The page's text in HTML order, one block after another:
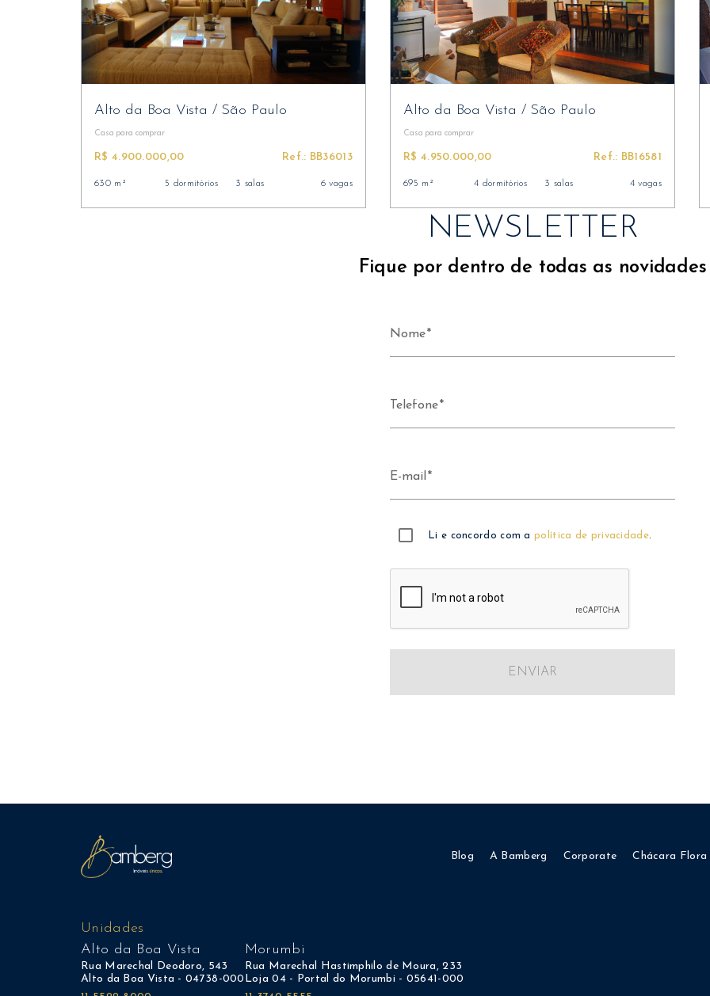
Alto da Boa Vista / São Paulo
Casa para comprar
R$ 4.900.000,00 Ref.: BB36013
630 m² 5 dormitórios 3 salas 6 vagas
Alto da Boa Vista / São Paulo
Casa para comprar
R$ 4.950.000,00 Ref.: BB16581
695 m² 4 dormitórios 3 salas 4 vagas
NEWSLETTER
Fique por dentro de todas as novidades
Nome
Telefone
E-mail
Li e concordo com apolítica de privacidade.
ENVIAR
Blog A Bamberg Corporate Chácara Flora
Unidades
Alto da Boa Vista
Rua Marechal Deodoro, 543
Alto da Boa Vista - 04738-000
Morumbi
Rua Marechal Hastimphilo de Moura, 233
Loja 04 - Portal do Morumbi - 05641-000